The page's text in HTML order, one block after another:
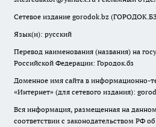
Сетевое издание gorodok.bz
Язык(и): русский
Перевод наименования (названия) на
Российской Федерации: Городок.бз
Доменное имя сайта в информационно-
«Интернет» (для сетевого издания):
Вся информация, размещенная на данном
соответствии с законодательством РФ